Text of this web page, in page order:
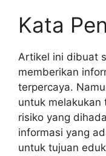
Kata
Artikel ini dibuat
memberikan
terpercaya.
untuk melakukan
risiko yang
informasi yang
untuk tujuan